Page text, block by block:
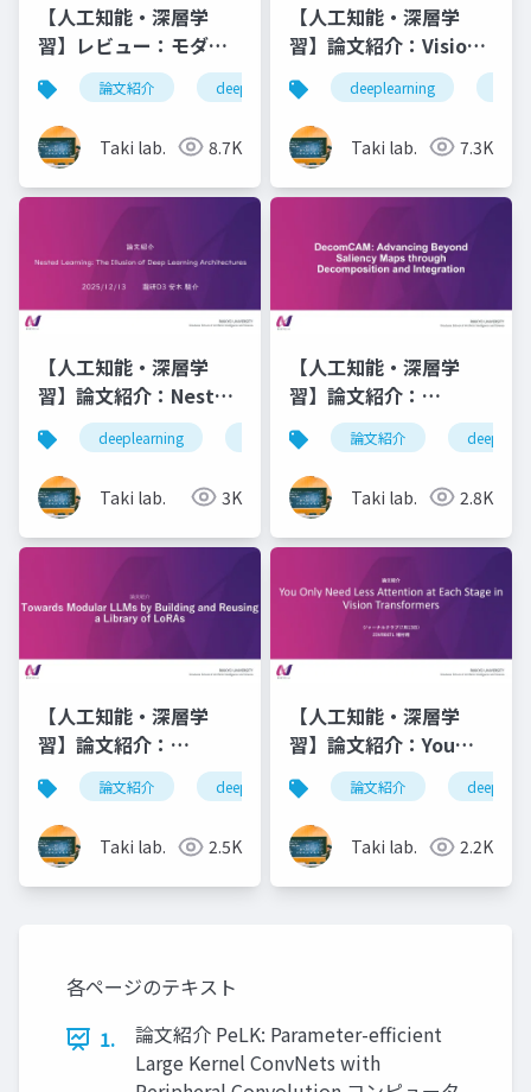
【人工知能・深層学
習】レビュー：モダリ
ティギャップの研究紹
介
論文紹介 deeplearning 深層学習
Taki lab. 8.7K
【人工知能・深層学
習】論文紹介：Vision-
Language Models
Create Cross-Modal
Task
Representations
deeplearning
Taki lab. 7.3K
【人工知能・深層学
習】論文紹介：Nested
Learning: The
Illusion of Deep
Learning
Architectures
deeplearning 論文紹介 深層学習 人工知
Taki lab. 3K
【人工知能・深層学
習】論文紹介：
DecomCAM:
Advancing Beyond
Saliency Maps
through
Decomposition and
論文紹介
Taki lab. 2.8K
【人工知能・深層学
習】論文紹介：
Towards Modular
LLMs by Building and
Reusing a Library of
LoRAs
論文紹介 deeplearning 人工知能 深層学
Taki lab. 2.5K
【人工知能・深層学
習】論文紹介：You
Only Need Less
Attention at Each
Stage in Vision
Transformers
論文紹介
Taki lab. 2.2K
各ページのテキスト
1.
論文紹介 PeLK: Parameter-efficient
Large Kernel ConvNets with